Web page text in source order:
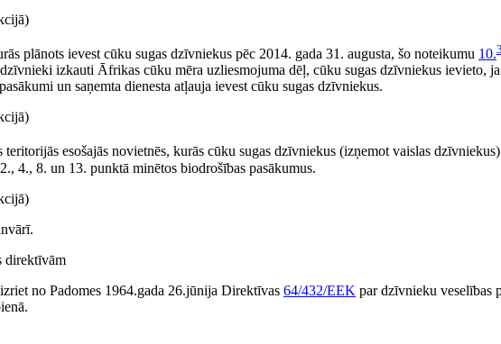
plānots ievest cūku sugas dzīvniekus pēc 2014. gada 31. augusta, šo noteikumu 10.3
izkauti Āfrikas cūku mēra uzliesmojuma dēļ, cūku sugas dzīvniekus ievieto,
un saņemta dienesta atļauja ievest cūku sugas dzīvniekus.
teritorijās esošajās novietnēs, kurās cūku sugas dzīvniekus (izņemot vaislas
4., 8. un 13. punktā minētos biodrošības pasākumus.
direktīvām
no Padomes 1964.gada 26.jūnija Direktīvas 64/432/EEK par dzīvnieku veselības